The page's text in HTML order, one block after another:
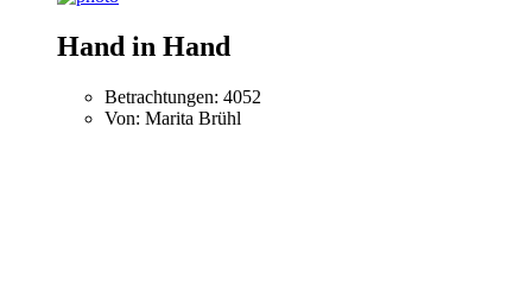
Hand in Hand
Betrachtungen: 4052
Von: Marita Brühl